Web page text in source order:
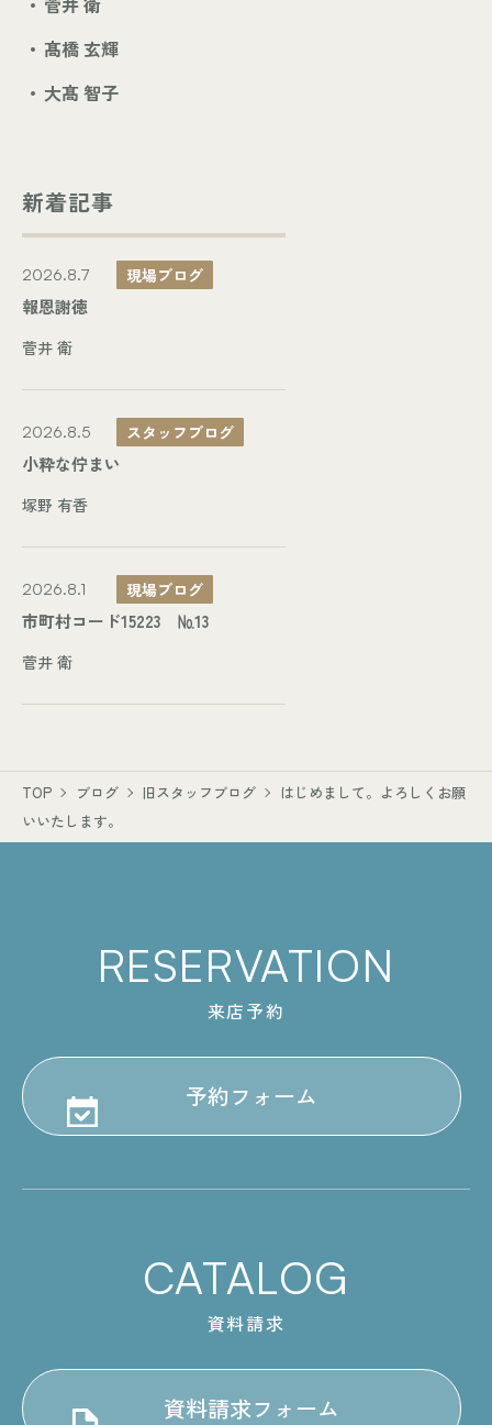
髙橋 玄輝
大髙 智子
新着記事
2026.8.7 現場ブログ
報恩謝徳
菅井 衛
2026.8.5 スタッフブログ
小粋な佇まい
塚野 有香
2026.8.1 現場ブログ
市町村コード15223 №13
菅井 衛
TOP ブログ 旧スタッフブログ
はじめまして。よろしくお願
いいたします。
RESERVATION
来店予約
予約フォーム
CATALOG
資料請求
資料請求フォーム